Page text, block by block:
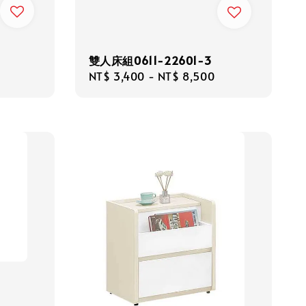
雙人床組0611-22601-3
Regular
NT$ 3,400 - NT$ 8,500